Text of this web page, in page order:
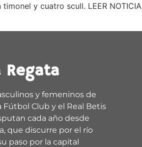
y cuatro scull. LEER NOTICIA
Regata
y femeninos de
Fútbol Club y el Real Betis
cada año desde
que discurre por el río
paso por la capital